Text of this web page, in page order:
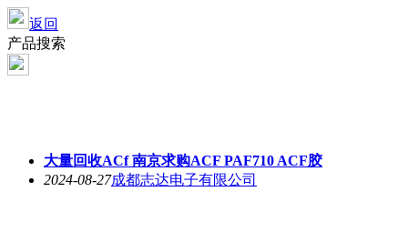
返回
产品搜索
大量回收ACf 南京求购ACF PAF710 ACF胶
2024-08-27成都志达电子有限公司